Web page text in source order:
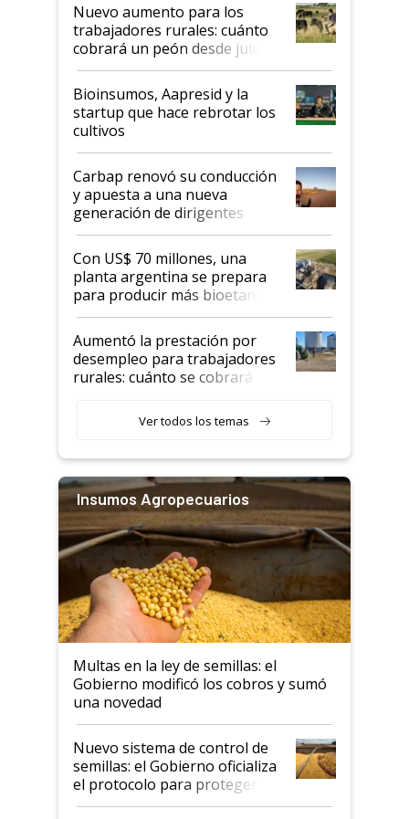
Nuevo aumento para los
trabajadores rurales: cuánto
cobrará un peón desde julio
Bioinsumos, Aapresid y la
startup que hace rebrotar los
cultivos
Carbap renovó su conducción
y apuesta a una nueva
generación de dirigentes
rurales
Con US$ 70 millones, una
planta argentina se prepara
para producir más bioetanol
que nunca
Aumentó la prestación por
desempleo para trabajadores
rurales: cuánto se cobrará
Ver todos los temas
Insumos Agropecuarios
Multas en la ley de semillas: el
Gobierno modificó los cobros y sumó
una novedad
Nuevo sistema de control de
semillas: el Gobierno oficializa
el protocolo para proteger la
propiedad intelectual